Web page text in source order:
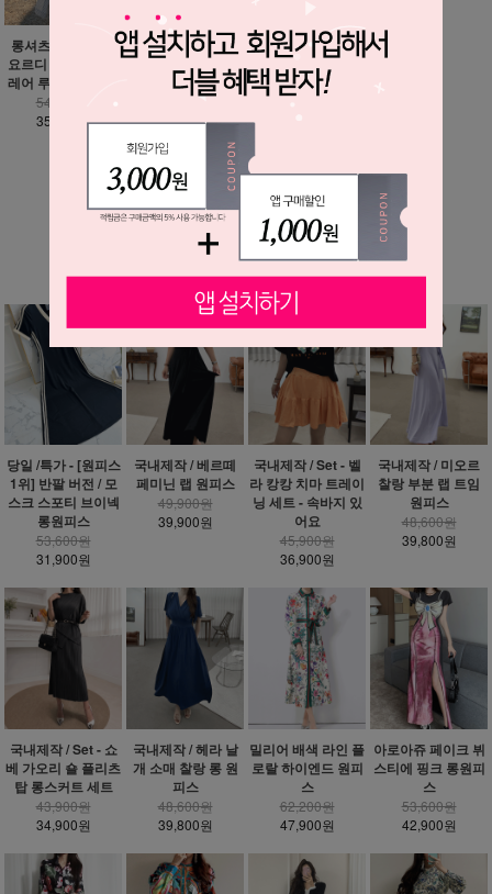
롱셔츠 추가 가능 /
요르디 하늘하늘 플
레어 루즈핏 원피스
54,900원
35,900원
헤론 바스락 벌룬 와
이드 팬츠
35,900원
25,900원
MORE ▼
베스트 상품
당일 /특가 - [원피스
1위] 반팔 버전 / 모
스크 스포티 브이넥
롱원피스
53,600원
31,900원
국내제작 / 베르떼
페미닌 랩 원피스
49,900원
39,900원
국내제작 / Set - 벨
라 캉캉 치마 트레이
닝 세트 - 속바지 있
어요
45,900원
36,900원
국내제작 / 미오르
찰랑 부분 랩 트임
원피스
48,600원
39,800원
국내제작 / Set - 쇼
베 가오리 숄 플리츠
탑 롱스커트 세트
43,900원
34,900원
국내제작 / 헤라 날
개 소매 찰랑 롱 원
피스
48,600원
39,800원
밀리어 배색 라인 플
로랄 하이엔드 원피
스
62,200원
47,900원
아로아쥬 페이크 뷔
스티에 핑크 롱원피
스
53,600원
42,900원